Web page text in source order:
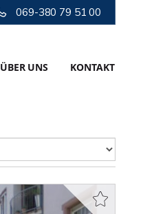
069-380 79 51 00
ÜBER UNS KONTAKT